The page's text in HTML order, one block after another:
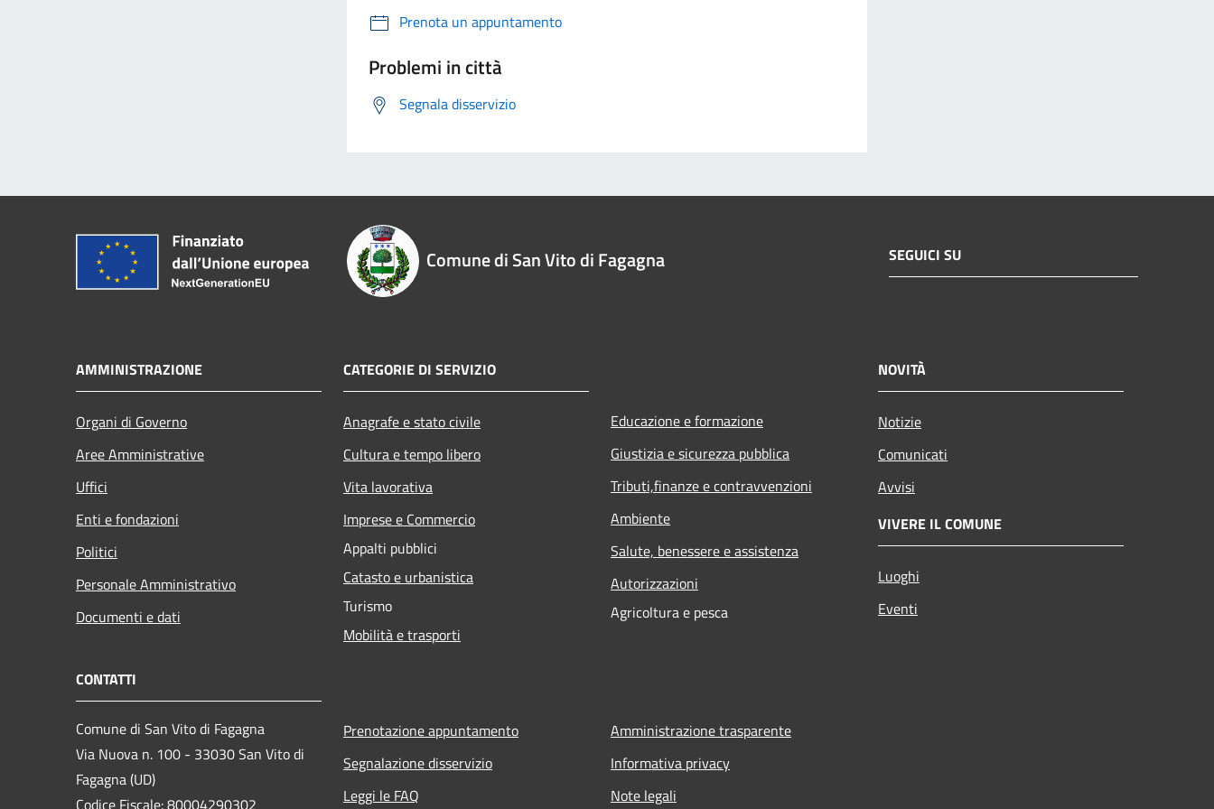
Prenota un appuntamento
Problemi in città
Segnala disservizio
Comune di San Vito di Fagagna SEGUICI SU
AMMINISTRAZIONE
Organi di Governo
Aree Amministrative
Uffici
Enti e fondazioni
Politici
Personale Amministrativo
Documenti e dati
CATEGORIE DI SERVIZIO
Anagrafe e stato civile
Cultura e tempo libero
Vita lavorativa
Imprese e Commercio
Appalti pubblici
Catasto e urbanistica
Turismo
Mobilità e trasporti
Educazione e formazione
Giustizia e sicurezza pubblica
Tributi,finanze e contravvenzioni
Ambiente
Salute, benessere e assistenza
Autorizzazioni
Agricoltura e pesca
NOVITÀ
Notizie
Comunicati
Avvisi
VIVERE IL COMUNE
Luoghi
Eventi
CONTATTI
Comune di San Vito di Fagagna
Via Nuova n. 100 - 33030 San Vito di
Fagagna (UD)
Codice Fiscale: 80004290302
Prenotazione appuntamento
Segnalazione disservizio
Leggi le FAQ
Amministrazione trasparente
Informativa privacy
Note legali